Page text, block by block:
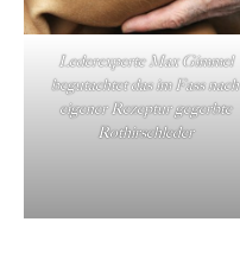
Lederexperte Max Gimmel
begutachtet das im Fass nach
eigener Rezeptur gegerbte
Rothirschleder